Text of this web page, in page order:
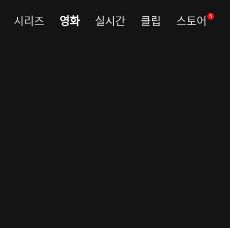
시리즈 영화 실시간 클립 스토어 N